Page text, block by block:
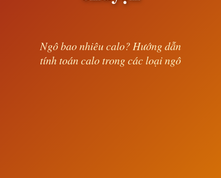
Ngô bao nhiêu calo? Hướng dẫn
tính toán calo trong các loại ngô